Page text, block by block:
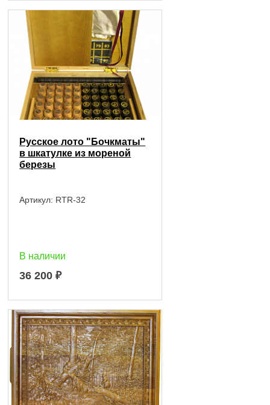
Русское лото "Бочкматы"
в шкатулке из мореной
березы
Артикул: RTR-32
В наличии
36 200 ₽